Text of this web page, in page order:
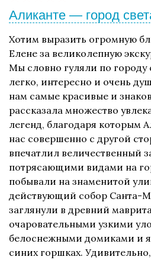
Аликанте — город
Хотим выразить огромную
Елене за великолепную
Мы словно гуляли по
легко, интересно и очень
нам самые красивые и
рассказала множество
легенд, благодаря которым
нас совершенно с другой
впечатлил величественный
потрясающими видами на
побывали на знаменитой
действующий собор Санта-
заглянули в древний
очаровательными узкими
белоснежными домиками и
синих горшках.